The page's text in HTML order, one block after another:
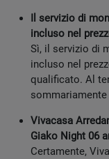
Il servizio di
incluso nel
Sì, il servizio di
incluso nel
qualificato. Al
Vivacasa
Giako Night 06
Certamente,